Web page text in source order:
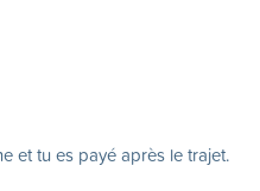
et tu es payé après le trajet.